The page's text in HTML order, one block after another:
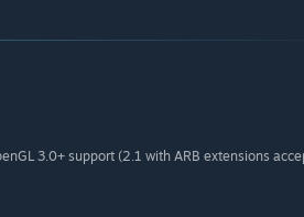
3.0+ support (2.1 with ARB extensions